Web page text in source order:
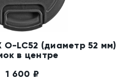
O-LC52 (диаметр 52 мм)
в центре
1 600 ₽